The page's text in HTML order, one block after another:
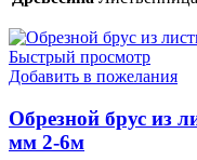
Быстрый просмотр
Добавить в пожелания
Обрезной брус из
мм 2-6м